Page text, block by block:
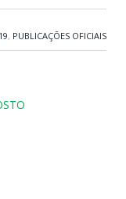
, PUBLICAÇÕES OFICIAIS